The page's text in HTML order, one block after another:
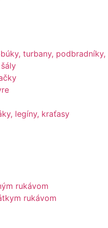
turbany, podbradníky,
legíny, kraťasy
rukávom
rukávom